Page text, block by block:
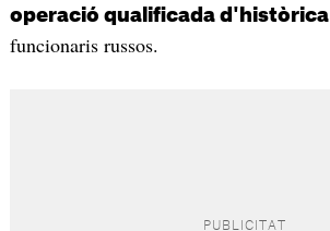
operació qualificada d'històrica
funcionaris russos.